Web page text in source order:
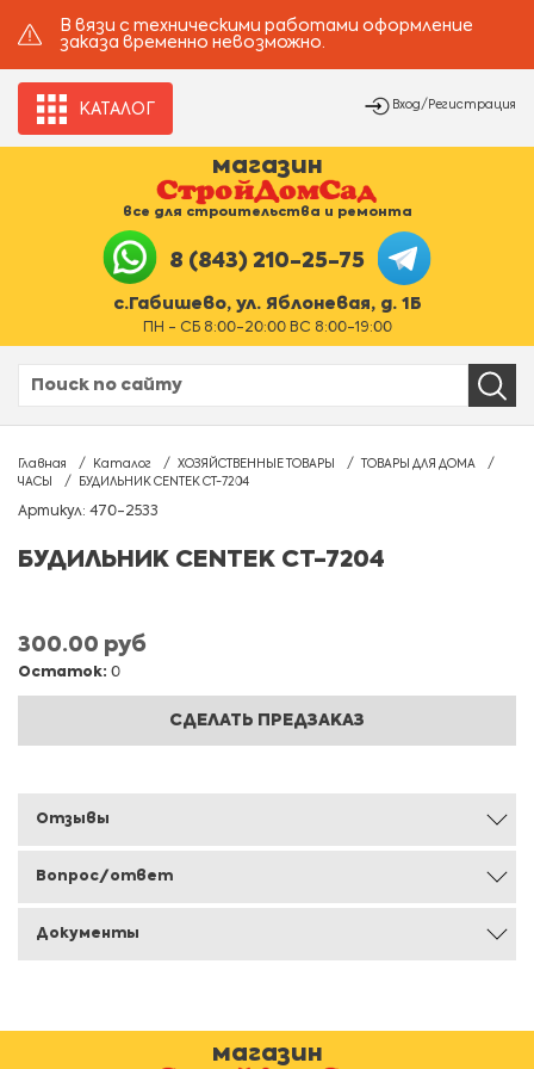
В вязи с техническими работами оформление
заказа временно невозможно.
КАТАЛОГ Вход/Регистрация
магазин
все для строительства и ремонта
8 (843) 210-25-75
с.Габишево, ул. Яблоневая, д. 1Б
ПН - СБ 8:00-20:00 ВС 8:00-19:00
Главная Каталог ХОЗЯЙСТВЕННЫЕ ТОВАРЫ
ТОВАРЫ ДЛЯ ДОМА
ЧАСЫ
БУДИЛЬНИК CENTEK CT-7204
Артикул: 470-2533
БУДИЛЬНИК CENTEK CT-7204
300.00 руб
Остаток: 0
СДЕЛАТЬ ПРЕДЗАКАЗ
Отзывы
Вопрос/ответ
Документы
магазин